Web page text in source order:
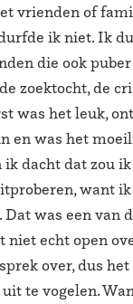
vrienden of
ik niet. Ik
die ook
zoektocht, de
was het leuk,
en was het
dacht dat zou
want
was een van
niet echt open
over, dus
te vogelen.